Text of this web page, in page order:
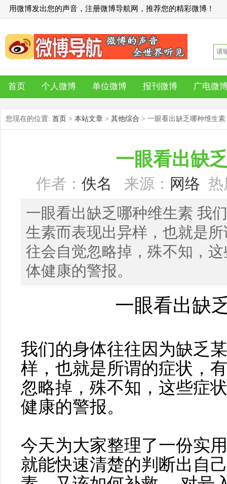
用微博发出您的声音，注册微博导航网，推荐您的精彩微博！
首页 个人微博 单位微博 报刊微博 广电微
您现在的位置: 首页 > 本站文章 > 其他综合 > 一眼看出缺乏哪种维生素
一眼看出缺
作者： 佚名 来源： 网络 热
一眼看出缺乏哪种维生素 我
生素而表现出异样，也就是
往会自觉忽略掉，殊不知，
体健康的警报。
一眼看出缺
我们的身体往往因为缺乏
样，也就是所谓的症状，
忽略掉，殊不知，这些症
健康的警报。
今天为大家整理了一份实
就能快速清楚的判断出自